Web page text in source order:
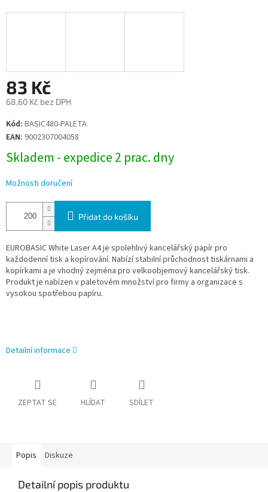
83 Kč
68,60 Kč bez DPH
Měrná
cena:
Kód: BASIC480-PALETA
EAN: 9002307004058
Skladem - expedice 2 prac. dny
Možnosti doručení
Přidat do košíku
EUROBASIC White Laser A4 je spolehlivý kancelářský papír pro
každodenní tisk a kopírování. Nabízí stabilní průchodnost tiskárnami a
kopírkami a je vhodný zejména pro velkoobjemový kancelářský tisk.
Produkt je nabízen v paletovém množství pro firmy a organizace s
vysokou spotřebou papíru.
Detailní informace
ZEPTAT SE HLÍDAT SDÍLET
Popis Diskuze
Detailní popis produktu